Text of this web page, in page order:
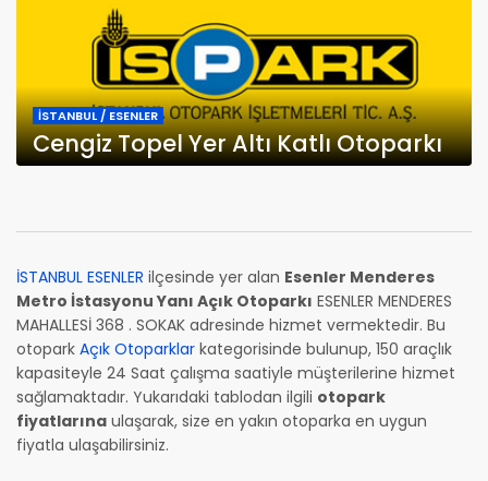
İSTANBUL / ESENLER
Cengiz Topel Yer Altı Katlı Otoparkı
İSTANBUL ESENLER ilçesinde yer alan Esenler Menderes
Metro İstasyonu Yanı Açık Otoparkı ESENLER MENDERES
MAHALLESİ 368 . SOKAK adresinde hizmet vermektedir. Bu
otopark Açık Otoparklar kategorisinde bulunup, 150 araçlık
kapasiteyle 24 Saat çalışma saatiyle müşterilerine hizmet
sağlamaktadır. Yukarıdaki tablodan ilgili otopark
fiyatlarına ulaşarak, size en yakın otoparka en uygun
fiyatla ulaşabilirsiniz.